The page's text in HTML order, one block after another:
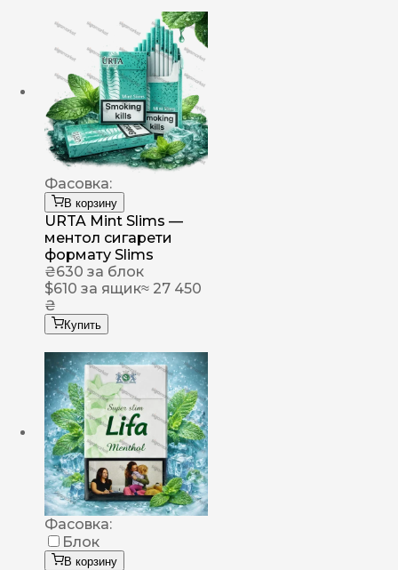
Фасовка:
В корзину
URTA Mint Slims —
ментол сигарети
формату Slims
₴630 за блок
$610 за ящик≈ 27 450
₴
Купить
Фасовка:
Блок
В корзину